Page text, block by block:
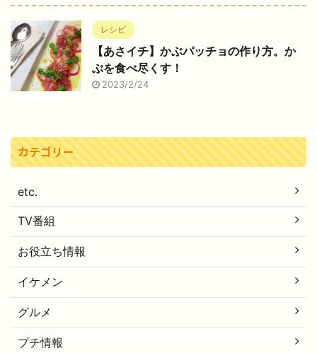
レシピ
【あさイチ】かぶパッチョの作り方。か
ぶを食べ尽くす！
2023/2/24
カテゴリー
etc.
TV番組
お役立ち情報
イケメン
グルメ
プチ情報